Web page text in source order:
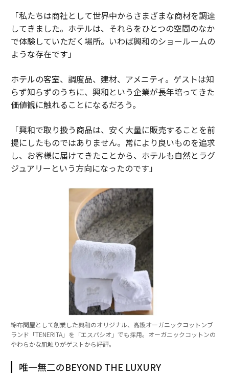
「私たちは商社として世界中からさまざまな商材を調達
してきました。ホテルは、それらをひとつの空間のなか
で体験していただく場所。いわば興和のショールームの
ような存在です」
ホテルの客室、調度品、建材、アメニティ。ゲストは知
らず知らずのうちに、興和という企業が長年培ってきた
価値観に触れることになるだろう。
「興和で取り扱う商品は、安く大量に販売することを前
提にしたものではありません。常により良いものを追求
し、お客様に届けてきたことから、ホテルも自然とラグ
ジュアリーという方向になったのです」
綿布問屋として創業した興和のオリジナル、高級オーガニックコットンブ
ランド「TENERITA」を「エスパシオ」でも採用。オーガニックコットンの
やわらかな肌触りがゲストから好評。
唯一無二のBEYOND THE LUXURY